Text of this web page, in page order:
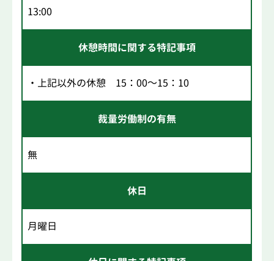
13:00
休憩時間に関する特記事項
・上記以外の休憩 15：00～15：10
裁量労働制の有無
無
休日
月曜日